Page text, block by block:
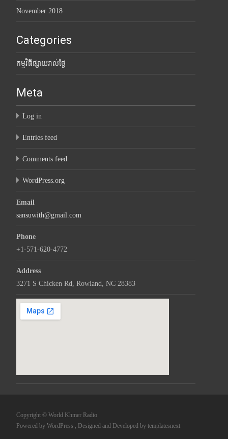
November 2018
Categories
កម្មវិធីផ្សាយរាល់ថ្ងៃ
Meta
Log in
Entries feed
Comments feed
WordPress.org
Email
sansuwith@gmail.com
Phone
+1-571-620-4772
Address
3271 S Chicken Rd, Rowland, NC 28383
Copyright © World Khmer Radio
Powered by WordPress , Designed and Developed by templatesnext